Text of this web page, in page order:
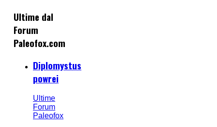
Ultime dal
Forum
Paleofox.com
Diplomystus
powrei
Ultime
Forum
Paleofox